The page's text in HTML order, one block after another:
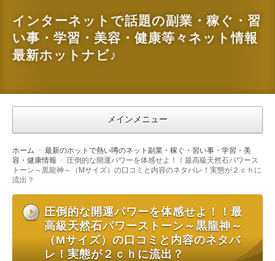
インターネットで話題の副業・稼ぐ・習
い事・学習・美容・健康等々ネット情報
最新ホットナビ♪
メインメニュー
ホーム
最新のホットで熱い噂のネット副業・稼ぐ・習い事・学習・美
容・健康情報
圧倒的な開運パワーを体感せよ！！最高級天然石パワース
トーン～黒龍神～（Mサイズ）の口コミと内容のネタバレ！実態が２ｃｈに
流出？
圧倒的な開運パワーを体感せよ！！最
高級天然石パワーストーン～黒龍神～
（Mサイズ）の口コミと内容のネタバ
レ！実態が２ｃｈに流出？